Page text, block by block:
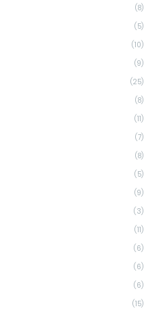
(8)
(5)
(10)
(9)
(25)
(8)
(11)
(7)
(8)
(5)
(9)
(3)
(11)
(6)
(6)
(6)
(15)